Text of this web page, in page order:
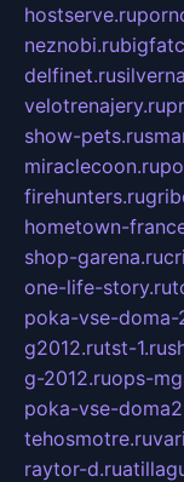
hostserve.ru
neznobi.ru
delfinet.ru
velotrenajery.ru
show-pets.ru
miraclecoon.ru
firehunters.ru
hometown-
shop-garena.ru
one-life-story.ru
poka-vse-doma-
g2012.rutst-1.ru
g-2012.ruops-
poka-vse-
tehosmotre.ru
raytor-d.ru